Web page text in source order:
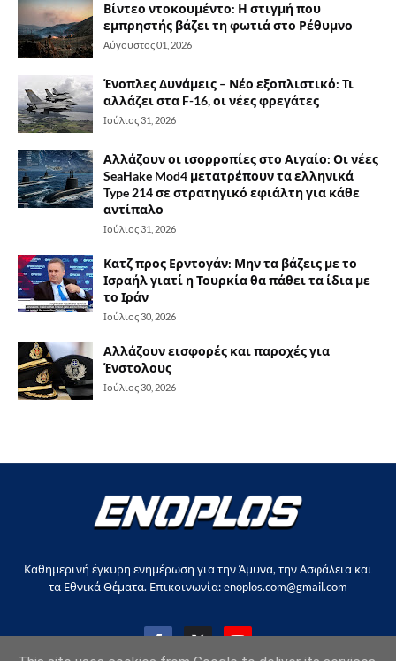
Βίντεο ντοκουμέντο: Η στιγμή που
εμπρηστής βάζει τη φωτιά στο Ρέθυμνο
Αύγουστος 01, 2026
Ένοπλες Δυνάμεις – Νέο εξοπλιστικό: Τι
αλλάζει στα F-16, οι νέες φρεγάτες
Ιούλιος 31, 2026
Αλλάζουν οι ισορροπίες στο Αιγαίο: Οι νέες
SeaHake Mod4 μετατρέπουν τα ελληνικά
Type 214 σε στρατηγικό εφιάλτη για κάθε
αντίπαλο
Ιούλιος 31, 2026
Κατζ προς Ερντογάν: Μην τα βάζεις με το
Ισραήλ γιατί η Τουρκία θα πάθει τα ίδια με
το Ιράν
Ιούλιος 30, 2026
Αλλάζουν εισφορές και παροχές για
Ένστολους
Ιούλιος 30, 2026
Καθημερινή έγκυρη ενημέρωση για την Άμυνα, την Ασφάλεια και
τα Εθνικά Θέματα. Επικοινωνία: enoplos.com@gmail.com